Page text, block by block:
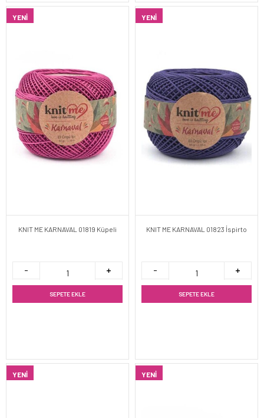
YENI
KNIT ME KARNAVAL 01819 Küpeli
SEPETE EKLE
YENI
KNIT ME KARNAVAL 01823 İspirto
SEPETE EKLE
YENI YENI